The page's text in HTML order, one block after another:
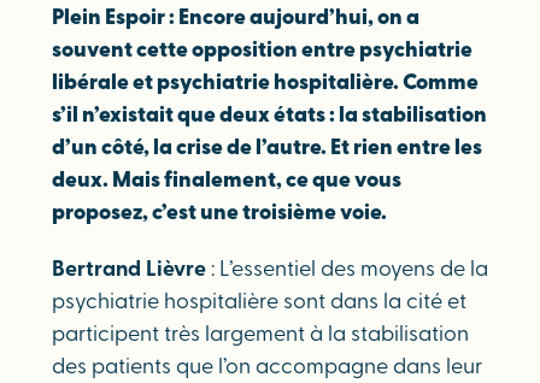
Plein Espoir : Encore aujourd’hui, on a
souvent cette opposition entre psychiatrie
libérale et psychiatrie hospitalière. Comme
s’il n’existait que deux états : la stabilisation
d’un côté, la crise de l’autre. Et rien entre les
deux. Mais finalement, ce que vous
proposez, c’est une troisième voie.
Bertrand Lièvre: L’essentiel des moyens de la
psychiatrie hospitalière sont dans la cité et
participent très largement à la stabilisation
des patients que l’on accompagne dans leur